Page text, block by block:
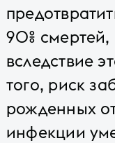
90%
вследствие
того, риск
рожденных
инфекции